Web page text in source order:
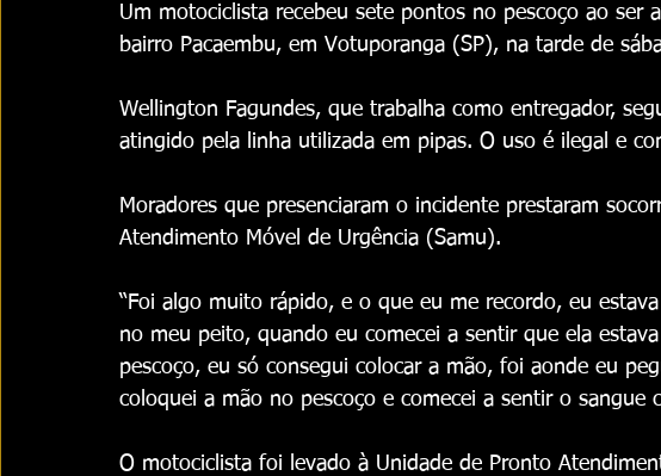
Um motociclista recebeu sete pontos no pescoço ao ser
bairro Pacaembu, em Votuporanga (SP), na tarde de
Wellington Fagundes, que trabalha como entregador,
atingido pela linha utilizada em pipas. O uso é ilegal e
Moradores que presenciaram o incidente prestaram
Atendimento Móvel de Urgência (Samu).
“Foi algo muito rápido, e o que eu me recordo, eu
no meu peito, quando eu comecei a sentir que ela
pescoço, eu só consegui colocar a mão, foi aonde eu
coloquei a mão no pescoço e comecei a sentir o sangue
O motociclista foi levado à Unidade de Pronto